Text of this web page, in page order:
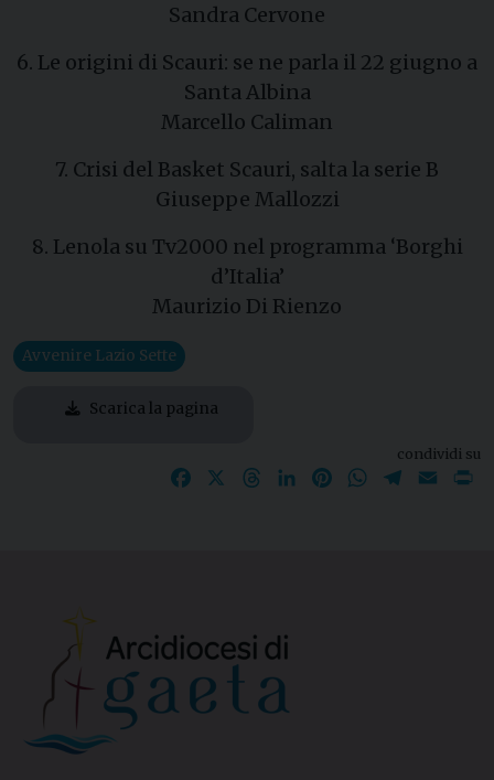
Sandra Cervone
6. Le origini di Scauri: se ne parla il 22 giugno a
Santa Albina
Marcello Caliman
7. Crisi del Basket Scauri, salta la serie B
Giuseppe Mallozzi
8. Lenola su Tv2000 nel programma ‘Borghi
d’Italia’
Maurizio Di Rienzo
Avvenire Lazio Sette
Scarica la pagina
condividi su
Facebook ThreadsLinkedInPinterestWhatsApp
Telegram
Email